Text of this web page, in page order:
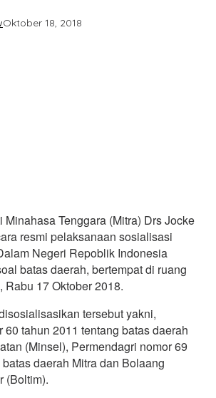
Oktober 18, 2018
Minahasa Tenggara (Mitra) Drs Jocke
resmi pelaksanaan sosialisasi
Negeri Repoblik Indonesia
batas daerah, bertempat di ruang
Rabu 17 Oktober 2018.
tersebut yakni,
60 tahun 2011 tentang batas daerah
(Minsel), Permendagri nomor 69
daerah Mitra dan Bolaang
(Boltim).